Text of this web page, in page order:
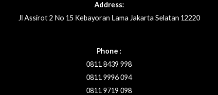
Address:
Jl Assirot 2 No 15 Kebayoran Lama Jakarta Selatan 12220
Phone :
0811 8439 998
0811 9996 094
0811 9719 098